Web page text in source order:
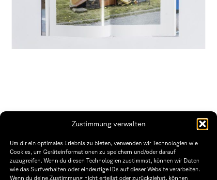
Zustimmung verwalten
Um dir ein optimales Erlebnis zu bieten, verwenden wir Technologien wie
Cookies, um Geräteinformationen zu speichern und/oder darauf
zuzugreifen. Wenn du diesen Technologien zustimmst, können wir Daten
wie das Surfverhalten oder eindeutige IDs auf dieser Website verarbeiten.
Wenn du deine Zustimmung nicht erteilst oder zurückziehst, können
Technische Hochschule
Würzburg-Schweinfurt
Sanderheinrichsleitenweg 20
97074 Würzburg
Öffnungszeiten Dekanat
Montag – Freitag
8:30 – 12:00
Dienstag & Donnerstag